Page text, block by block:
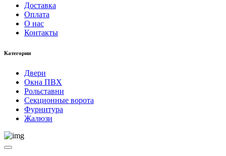
Доставка
Оплата
О нас
Контакты
Категории
Двери
Окна ПВХ
Рольставни
Секционные ворота
Фурнитура
Жалюзи